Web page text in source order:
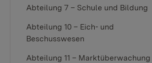
Abteilung 7 – Schule und Bildung
Abteilung 10 – Eich- und
Beschusswesen
Abteilung 11 – Marktüberwachung